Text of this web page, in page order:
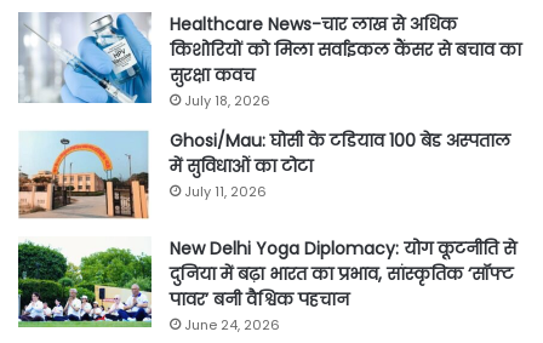
Healthcare News-चार लाख से अधिक
किशोरियों को मिला सर्वाइकल कैंसर से बचाव का
सुरक्षा कवच
July 18, 2026
Ghosi/Mau: घोसी के टडियाव 100 बेड अस्पताल
में सुविधाओं का टोटा
July 11, 2026
New Delhi Yoga Diplomacy: योग कूटनीति से
दुनिया में बढ़ा भारत का प्रभाव, सांस्कृतिक ‘सॉफ्ट
पावर’ बनी वैश्विक पहचान
June 24, 2026